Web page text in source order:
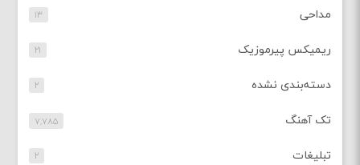
مداحی ۱۳
ریمیکس پیرموزیک ۲۱
دسته‌بندی نشده ۲
تک آهنگ ۷,۷۸۵
تبلیغات ۲